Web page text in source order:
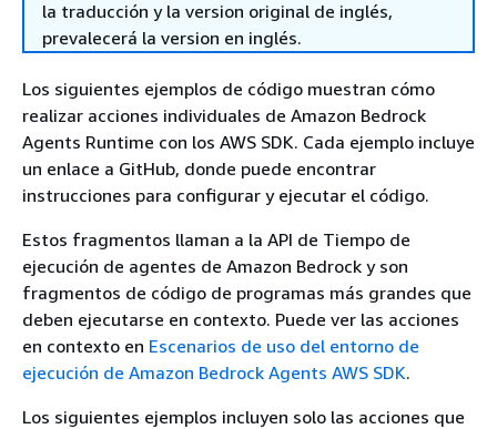
la traducción y la version original de inglés,
prevalecerá la version en inglés.
Los siguientes ejemplos de código muestran cómo
realizar acciones individuales de Amazon Bedrock
Agents Runtime con los AWS SDK. Cada ejemplo incluye
un enlace a GitHub, donde puede encontrar
instrucciones para configurar y ejecutar el código.
Estos fragmentos llaman a la API de Tiempo de
ejecución de agentes de Amazon Bedrock y son
fragmentos de código de programas más grandes que
deben ejecutarse en contexto. Puede ver las acciones
en contexto en Escenarios de uso del entorno de
ejecución de Amazon Bedrock Agents AWS SDK.
Los siguientes ejemplos incluyen solo las acciones que